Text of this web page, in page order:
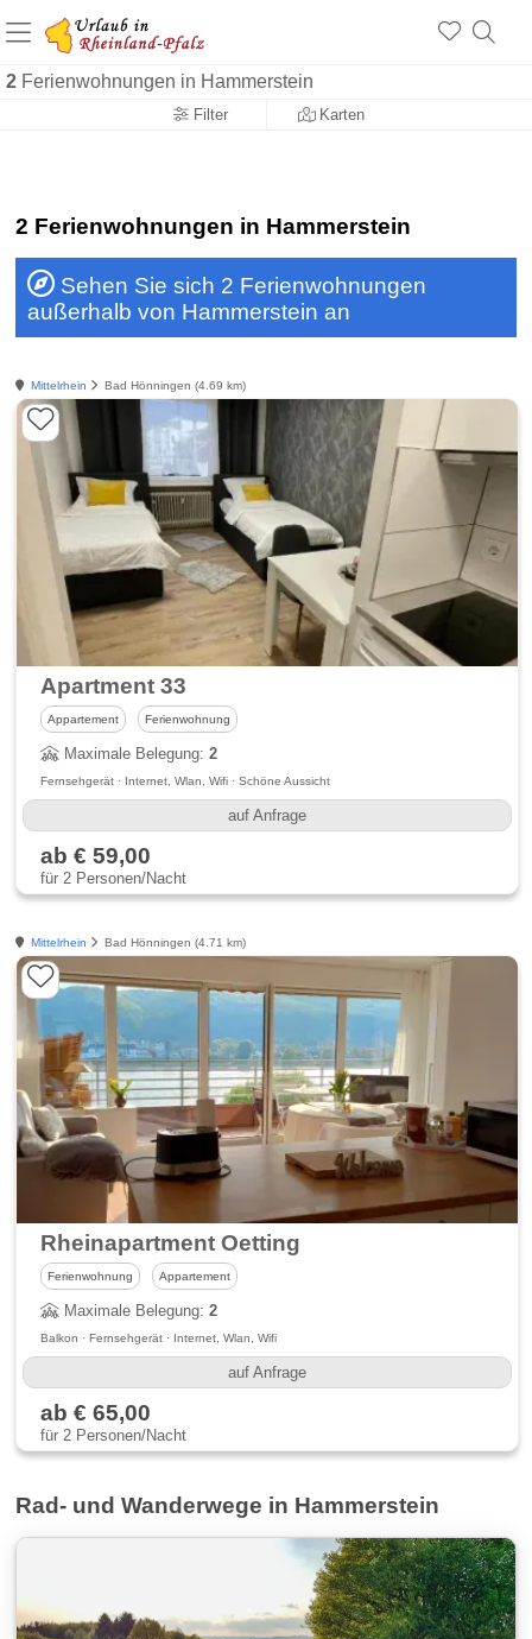
2 Ferienwohnungen in Hammerstein
Filter Karten
+1.500 Unterkünfte in Rheinland-Pfalz
+1.000 Sehenswürdigkeiten
2 Ferienwohnungen in Hammerstein
Sehen Sie sich 2 Ferienwohnungen
außerhalb von Hammerstein an
Mittelrhein Bad Hönningen (4.69 km)
Apartment 33
Appartement Ferienwohnung
Maximale Belegung:2
Fernsehgerät · Internet, Wlan, Wifi · Schöne Aussicht
auf Anfrage
ab € 59,00
für 2 Personen/Nacht
Mittelrhein Bad Hönningen (4.71 km)
Rheinapartment Oetting
Ferienwohnung Appartement
Maximale Belegung:2
Balkon · Fernsehgerät · Internet, Wlan, Wifi
auf Anfrage
ab € 65,00
für 2 Personen/Nacht
Rad- und Wanderwege in Hammerstein